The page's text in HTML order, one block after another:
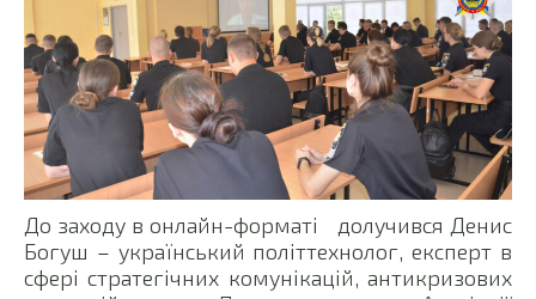
До заходу в онлайн-форматі долучився Денис
Богуш – український політтехнолог, експерт в
сфері стратегічних комунікацій, антикризових